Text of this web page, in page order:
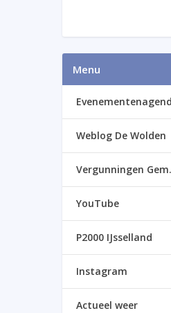
Menu
Weblog De Wolden
Vergunningen
YouTube
P2000 IJsselland
Instagram
Actueel weer